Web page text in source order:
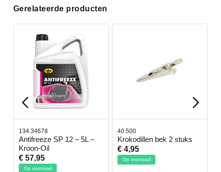
Gerelateerde producten
134.34678
Antifreeze SP 12 – 5L –
Kroon-Oil
€ 57,95
Op voorraad
40.500
Krokodillen bek 2 stuks
€ 4,95
Op voorraad